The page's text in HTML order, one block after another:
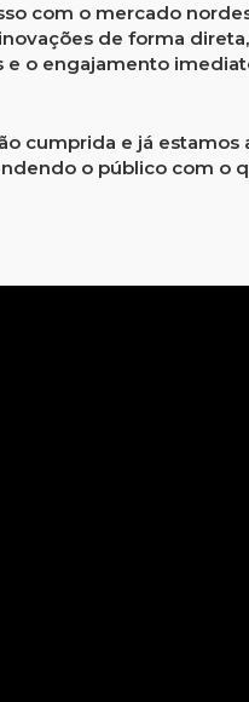
com o mercado
de forma
e o engajamento
cumprida e já
o público com o